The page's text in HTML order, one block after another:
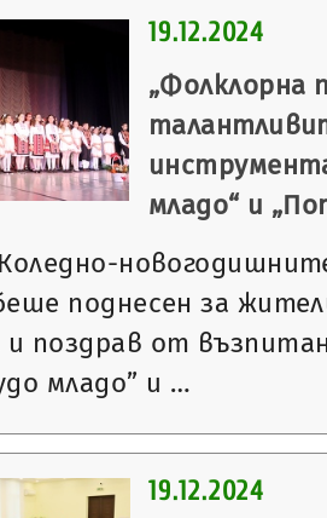
19.12.2024
„Фолклорна
младо“ и
поднесен за
поздрав от
младо” и …
19.12.2024